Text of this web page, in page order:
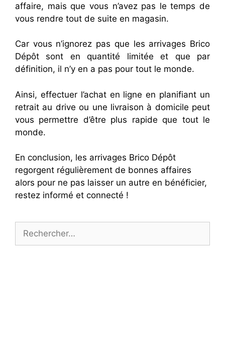
affaire, mais que vous n’avez pas le temps de
vous rendre tout de suite en magasin.
Car vous n’ignorez pas que les arrivages Brico
Dépôt sont en quantité limitée et que par
définition, il n’y en a pas pour tout le monde.
Ainsi, effectuer l’achat en ligne en planifiant un
retrait au drive ou une livraison à domicile peut
vous permettre d’être plus rapide que tout le
monde.
En conclusion, les arrivages Brico Dépôt
regorgent régulièrement de bonnes affaires
alors pour ne pas laisser un autre en bénéficier,
restez informé et connecté !
Rechercher :